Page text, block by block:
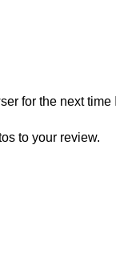
for the next time
to your review.